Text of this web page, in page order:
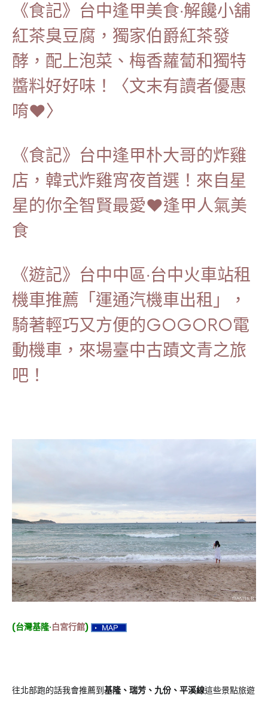
《食記》台中逢甲美食‧解饞小舖
紅茶臭豆腐，獨家伯爵紅茶發
酵，配上泡菜、梅香蘿蔔和獨特
醬料好好味！〈文末有讀者優惠
唷♥〉
《食記》台中逢甲朴大哥的炸雞
店，韓式炸雞宵夜首選！來自星
星的你全智賢最愛♥逢甲人氣美
食
《遊記》台中中區‧台中火車站租
機車推薦「運通汽機車出租」，
騎著輕巧又方便的GOGORO電
動機車，來場臺中古蹟文青之旅
吧！
(台灣基隆‧白宮行館)
往北部跑的話我會推薦到 基隆、瑞芳、九份、平溪線這些景點旅遊